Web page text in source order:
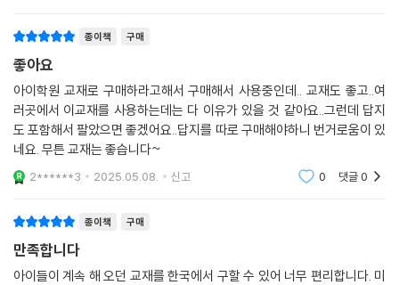
종이책 구매
좋아요
아이학원 교재로 구매하라고해서 구매해서 사용중인데.. 교재도 좋고..여
러곳에서 이교재를 사용하는데는 다 이유가 있을 것 같아요..그런데 답지
도 포함해서 팔았으면 좋겠어요..답지를 따로 구매해야하니 번거로움이 있
네요. 무튼 교재는 좋습니다~
2******3 2025.05.08. 신고 0 댓글0
종이책 구매
만족합니다
아이들이 계속 해 오던 교재를 한국에서 구할 수 있어 너무 편리합니다. 미